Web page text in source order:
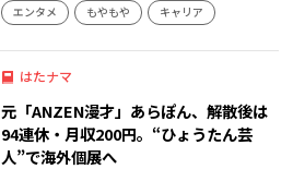
エンタメ もやもや キャリア
はたナマ
元「ANZEN漫才」あらぽん、解散後は
94連休・月収200円。“ひょうたん芸
人”で海外個展へ